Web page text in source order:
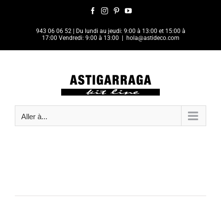
Facebook
InstagramPinterestYouTube
943 06 06 52
| Du lundi au jeudi: 9:00 à 13:00 et 15:00 à
17:00 Vendredi: 9:00 à 13:00
hola@astideco.com
Aller à...